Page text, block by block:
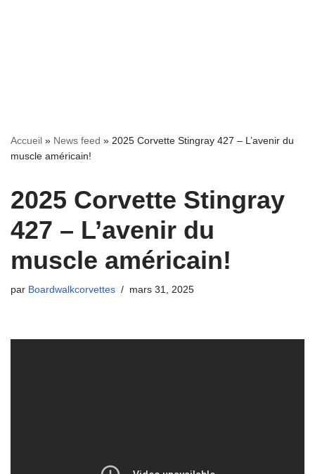
Accueil » News feed » 2025 Corvette Stingray 427 – L’avenir du
muscle américain!
2025 Corvette Stingray
427 – L’avenir du
muscle américain!
par Boardwalkcorvettes mars 31, 2025